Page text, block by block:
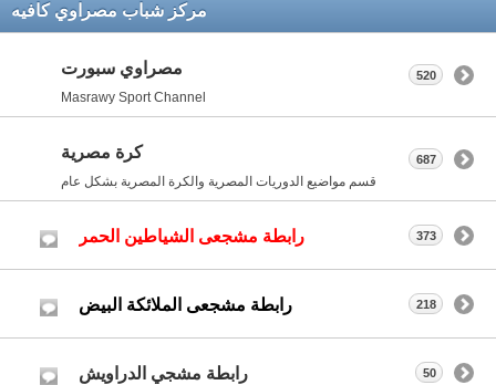
مركز شباب مصراوي كافيه
مصراوي سبورت
Masrawy Sport Channel
520
كرة مصرية
قسم مواضيع الدوريات المصرية والكرة المصرية بشكل عام
687
رابطة مشجعى الشياطين الحمر 373
رابطة مشجعى الملائكة البيض 218
رابطة مشجي الدراويش 50